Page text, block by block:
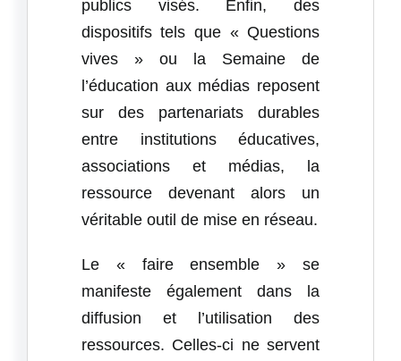
publics visés. Enfin, des
dispositifs tels que «Questions
vives» ou la Semaine de
l’éducation aux médias reposent
sur des partenariats durables
entre institutions éducatives,
associations et médias, la
ressource devenant alors un
véritable outil de mise en réseau.
Le « faire ensemble » se
manifeste également dans la
diffusion et l’utilisation des
ressources. Celles-ci ne servent